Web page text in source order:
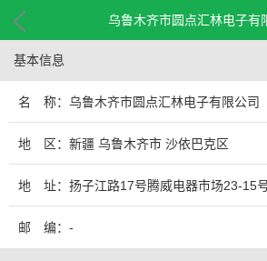
乌鲁木齐市圆点汇林电子有
基本信息
名 称：乌鲁木齐市圆点汇林电子有限公司
地 区：新疆 乌鲁木齐市 沙依巴克区
地 址：扬子江路17号腾威电器市场23-15
邮 编：-